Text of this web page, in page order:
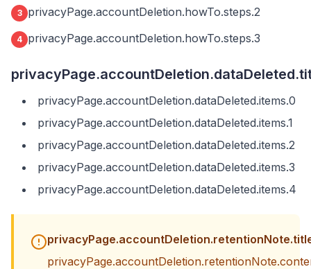
3 privacyPage.accountDeletion.howTo.steps.2
4 privacyPage.accountDeletion.howTo.steps.3
privacyPage.accountDeletion.dataDeleted.items.0
privacyPage.accountDeletion.dataDeleted.items.1
privacyPage.accountDeletion.dataDeleted.items.2
privacyPage.accountDeletion.dataDeleted.items.3
privacyPage.accountDeletion.dataDeleted.items.4